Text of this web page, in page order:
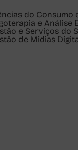
do Consumo
e Análise
e Serviços do
de Mídias